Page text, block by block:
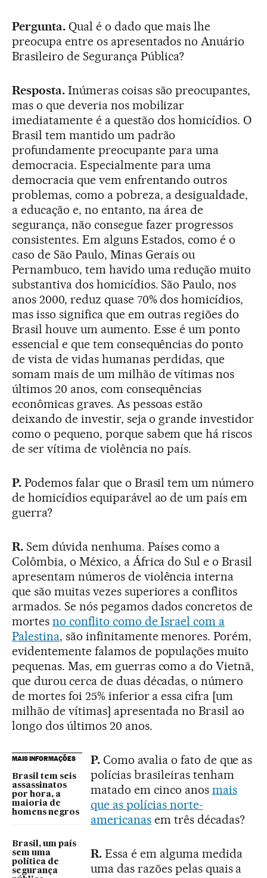
Pergunta.Qual é o dado que mais lhe
preocupa entre os apresentados no Anuário
Brasileiro de Segurança Pública?
Resposta.Inúmeras coisas são preocupantes,
mas o que deveria nos mobilizar
imediatamente é a questão dos homicídios. O
Brasil tem mantido um padrão
profundamente preocupante para uma
democracia. Especialmente para uma
democracia que vem enfrentando outros
problemas, como a pobreza, a desigualdade,
a educação e, no entanto, na área de
segurança, não consegue fazer progressos
consistentes. Em alguns Estados, como é o
caso de São Paulo, Minas Gerais ou
Pernambuco, tem havido uma redução muito
substantiva dos homicídios. São Paulo, nos
anos 2000, reduz quase 70% dos homicídios,
mas isso significa que em outras regiões do
Brasil houve um aumento. Esse é um ponto
essencial e que tem consequências do ponto
de vista de vidas humanas perdidas, que
somam mais de um milhão de vítimas nos
últimos 20 anos, com consequências
econômicas graves. As pessoas estão
deixando de investir, seja o grande investidor
como o pequeno, porque sabem que há riscos
de ser vítima de violência no país.
P.Podemos falar que o Brasil tem um número
de homicídios equiparável ao de um país em
guerra?
R.Sem dúvida nenhuma. Países como a
Colômbia, o México, a África do Sul e o Brasil
apresentam números de violência interna
que são muitas vezes superiores a conflitos
armados. Se nós pegamos dados concretos de
mortes no conflito como de Israel com a
Palestina, são infinitamente menores. Porém,
evidentemente falamos de populações muito
pequenas. Mas, em guerras como a do Vietnã,
que durou cerca de duas décadas, o número
de mortes foi 25% inferior a essa cifra [um
milhão de vítimas] apresentada no Brasil ao
longo dos últimos 20 anos.
MAIS INFORMAÇÕES
Brasil tem seis
assassinatos
por hora, a
maioria de
homens negros
Brasil, um país
sem uma
política de
segurança
P.Como avalia o fato de que as
polícias brasileiras tenham
matado em cinco anos mais
que as polícias norte-
americanasem três décadas?
R.Essa é em alguma medida
uma das razões pelas quais a